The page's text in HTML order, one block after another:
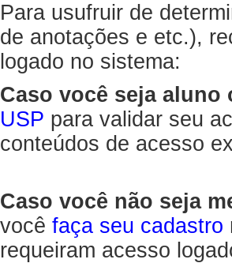
Para usufruir de
de anotações e etc.),
logado no sistema:
Caso você seja
USP para validar seu
conteúdos de acesso
Caso você não seja
você faça seu cadastro
requeiram acesso